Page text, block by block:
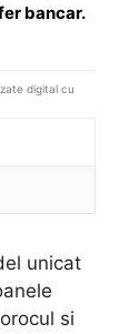
bancar.
digital cu
unicat
si